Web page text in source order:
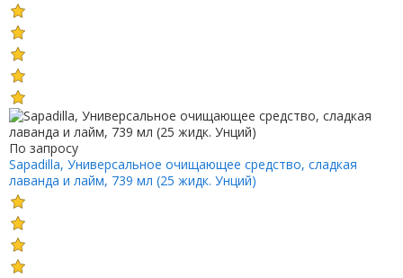
По запросу
Sapadilla, Универсальное очищающее средство, сладкая
лаванда и лайм, 739 мл (25 жидк. Унций)